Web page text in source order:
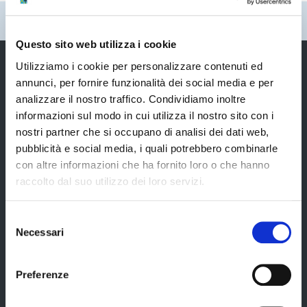
Questo sito web utilizza i cookie
Utilizziamo i cookie per personalizzare contenuti ed
annunci, per fornire funzionalità dei social media e per
analizzare il nostro traffico. Condividiamo inoltre
informazioni sul modo in cui utilizza il nostro sito con i
nostri partner che si occupano di analisi dei dati web,
pubblicità e social media, i quali potrebbero combinarle
con altre informazioni che ha fornito loro o che hanno
raccolto dal suo utilizzo dei loro servizi.
delNecessari
Preferenze
Pubblicato: 01 Agosto 2004 — Ultima modifica: 14 Febbraio 2020
Provincia di Modena
Amministrazione
Organi di governo